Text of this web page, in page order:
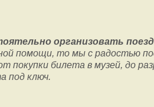
организовать
помощи, то мы с радостью
покупки билета в музей, до
под ключ.